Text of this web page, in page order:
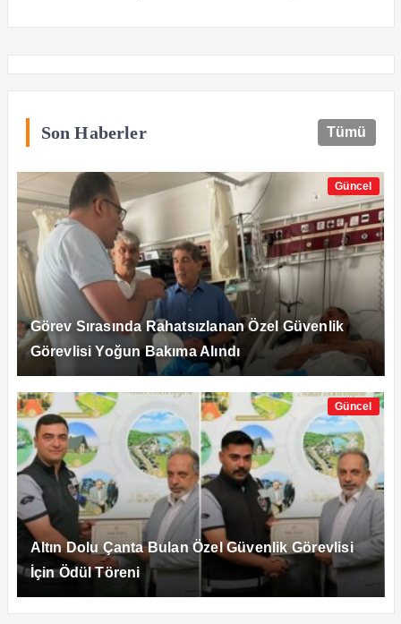
Son Haberler Tümü
Güncel
Görev Sırasında Rahatsızlanan Özel Güvenlik
Görevlisi Yoğun Bakıma Alındı
Güncel
Altın Dolu Çanta Bulan Özel Güvenlik Görevlisi
İçin Ödül Töreni